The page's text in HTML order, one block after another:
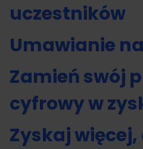
uczestników
Umawianie
Zamień swój
cyfrowy w
Zyskaj więcej,